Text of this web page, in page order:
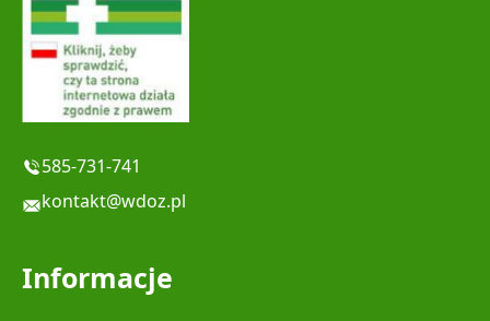
585-731-741
kontakt@wdoz.pl
Informacje